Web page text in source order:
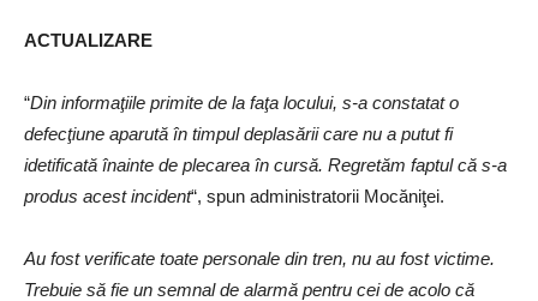
ACTUALIZARE
“Din informaţiile primite de la faţa locului, s-a constatat o
defecţiune aparută în timpul deplasării care nu a putut fi
idetificată înainte de plecarea în cursă. Regretăm faptul că s-a
produs acest incident“, spun administratorii Mocăniţei.
Au fost verificate toate personale din tren, nu au fost victime.
Trebuie să fie un semnal de alarmă pentru cei de acolo că